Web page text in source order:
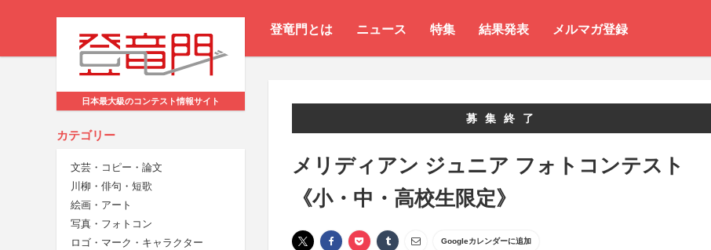
登竜門とは ニュース 特集 結果発表 メルマガ登録
日本最大級のコンテスト情報サイト
カテゴリー
文芸・コピー・論文
川柳・俳句・短歌
絵画・アート
写真・フォトコン
ロゴ・マーク・キャラクター
募集終了
メリディアン ジュニア フォトコンテスト
《小・中・高校生限定》
Googleカレンダーに追加